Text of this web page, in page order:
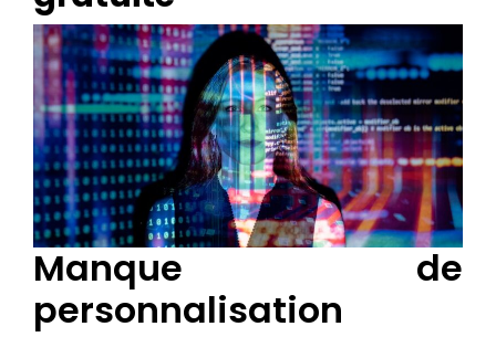
Manque de
personnalisation